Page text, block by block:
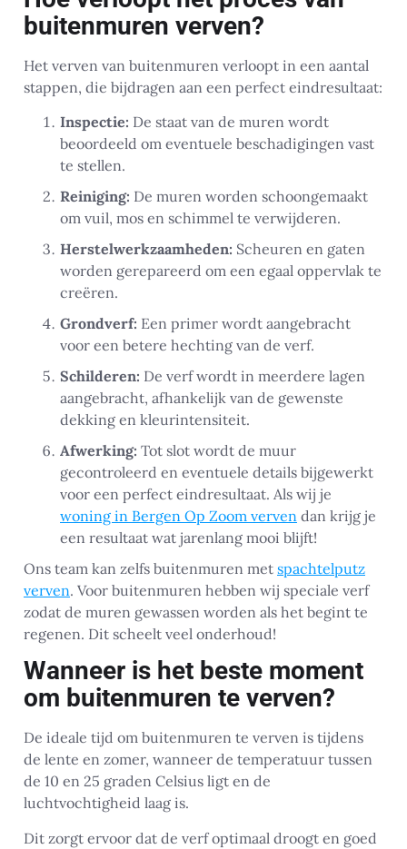
buitenmuren verven?
Het verven van buitenmuren verloopt in een aantal
stappen, die bijdragen aan een perfect eindresultaat:
Inspectie: De staat van de muren wordt
beoordeeld om eventuele beschadigingen vast
te stellen.
Reiniging: De muren worden schoongemaakt
om vuil, mos en schimmel te verwijderen.
Herstelwerkzaamheden: Scheuren en gaten
worden gerepareerd om een egaal oppervlak te
creëren.
Grondverf: Een primer wordt aangebracht
voor een betere hechting van de verf.
Schilderen: De verf wordt in meerdere lagen
aangebracht, afhankelijk van de gewenste
dekking en kleurintensiteit.
Afwerking: Tot slot wordt de muur
gecontroleerd en eventuele details bijgewerkt
voor een perfect eindresultaat. Als wij je
woning in Bergen Op Zoom verven dan krijg je
een resultaat wat jarenlang mooi blijft!
Ons team kan zelfs buitenmuren met spachtelputz
verven. Voor buitenmuren hebben wij speciale verf
zodat de muren gewassen worden als het begint te
regenen. Dit scheelt veel onderhoud!
Wanneer is het beste moment
om buitenmuren te verven?
De ideale tijd om buitenmuren te verven is tijdens
de lente en zomer, wanneer de temperatuur tussen
de 10 en 25 graden Celsius ligt en de
luchtvochtigheid laag is.
Dit zorgt ervoor dat de verf optimaal droogt en goed